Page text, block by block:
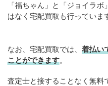
「福ちゃん」と「ジョイラ
はなく宅配買取も行っていま
なお、宅配買取では、 着払い
ことができます。
査定士と接することなく無料